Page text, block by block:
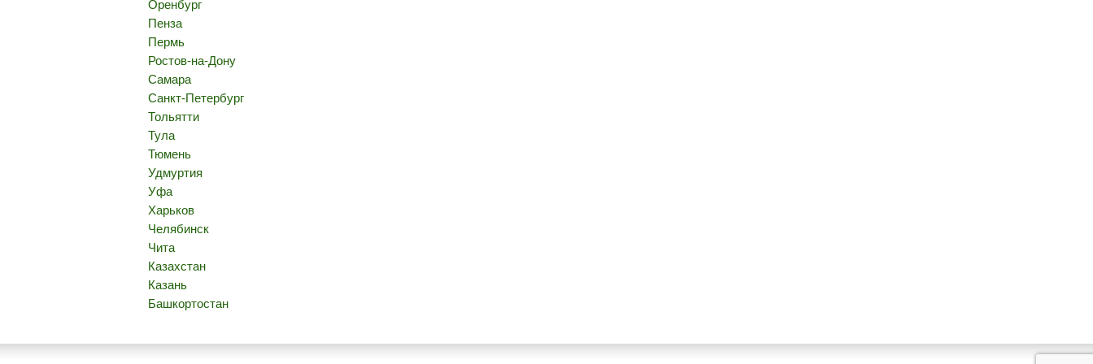
Оренбург
Пенза
Пермь
Ростов-на-Дону
Самара
Санкт-Петербург
Тольятти
Тула
Тюмень
Удмуртия
Уфа
Харьков
Челябинск
Чита
Казахстан
Казань
Башкортостан